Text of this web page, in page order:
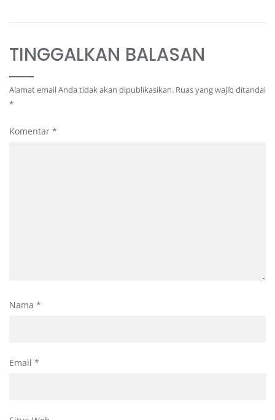
TINGGALKAN BALASAN
Alamat email Anda tidak akan dipublikasikan. Ruas yang wajib ditandai
*
Komentar *
Nama *
Email *